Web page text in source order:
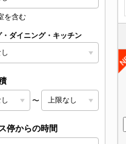
を含む
・ダイニング・キッチン
〜
停からの時間